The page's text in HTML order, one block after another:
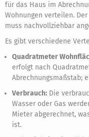
für das Haus im
Wohnungen verteilen.
muss nachvollziehbar
Es gibt verschiedene
Quadratmeter
erfolgt nach
Abrechnungsmaßstab;
Verbrauch: Die
Wasser oder Gas
Mieter abgerechnet,
ist.